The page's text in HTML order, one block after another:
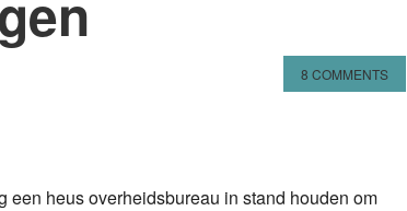
8 COMMENTS
heus overheidsbureau in stand houden om